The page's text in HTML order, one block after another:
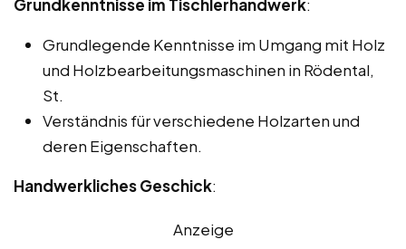
Grundkenntnisse im Tischlerhandwerk:
Grundlegende Kenntnisse im Umgang mit Holz
und Holzbearbeitungsmaschinen in Rödental,
St.
Verständnis für verschiedene Holzarten und
deren Eigenschaften.
Handwerkliches Geschick:
Anzeige